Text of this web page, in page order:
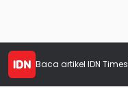
Baca artikel IDN Times